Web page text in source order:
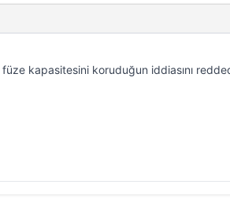
füze kapasitesini koruduğun iddiasını